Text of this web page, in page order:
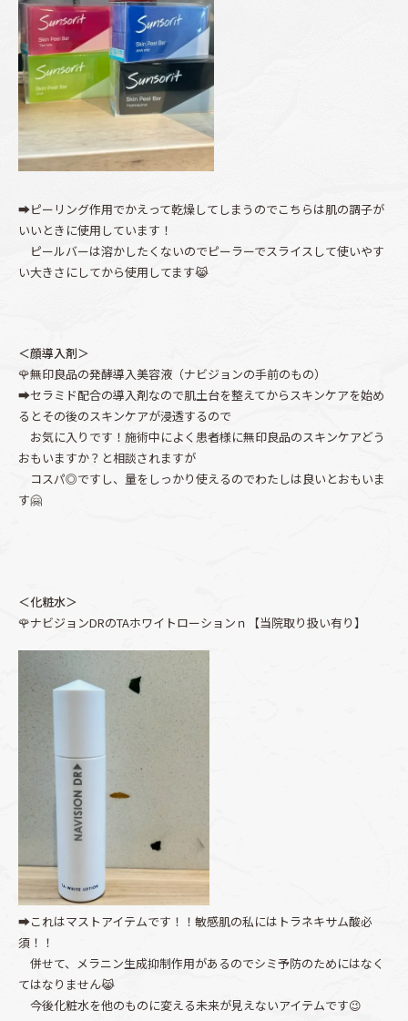
➡ピーリング作用でかえって乾燥してしまうのでこちらは肌の調子が
いいときに使用しています！
ピールバーは溶かしたくないのでピーラーでスライスして使いやす
い大きさにしてから使用してます😹
＜顔導入剤＞
🌹無印良品の発酵導入美容液（ナビジョンの手前のもの）
➡セラミド配合の導入剤なので肌土台を整えてからスキンケアを始め
るとその後のスキンケアが浸透するので
お気に入りです！施術中によく患者様に無印良品のスキンケアどう
おもいますか？と相談されますが
コスパ◎ですし、量をしっかり使えるのでわたしは良いとおもいま
す🤗
＜化粧水＞
🌹ナビジョンDRのTAホワイトローションｎ【当院取り扱い有り】
➡これはマストアイテムです！！敏感肌の私にはトラネキサム酸必
須！！
併せて、メラニン生成抑制作用があるのでシミ予防のためにはなく
てはなりません😹
今後化粧水を他のものに変える未来が見えないアイテムです😉